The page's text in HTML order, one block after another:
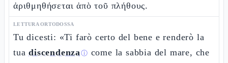
ἀριθμηθήσεται ἀπὸ τοῦ πλήθους.
LETTURA ORTODOSSA
Tu dicesti: «Ti farò certo del bene e renderò la
tuadiscendenzaⓘ come la sabbia del mare, che